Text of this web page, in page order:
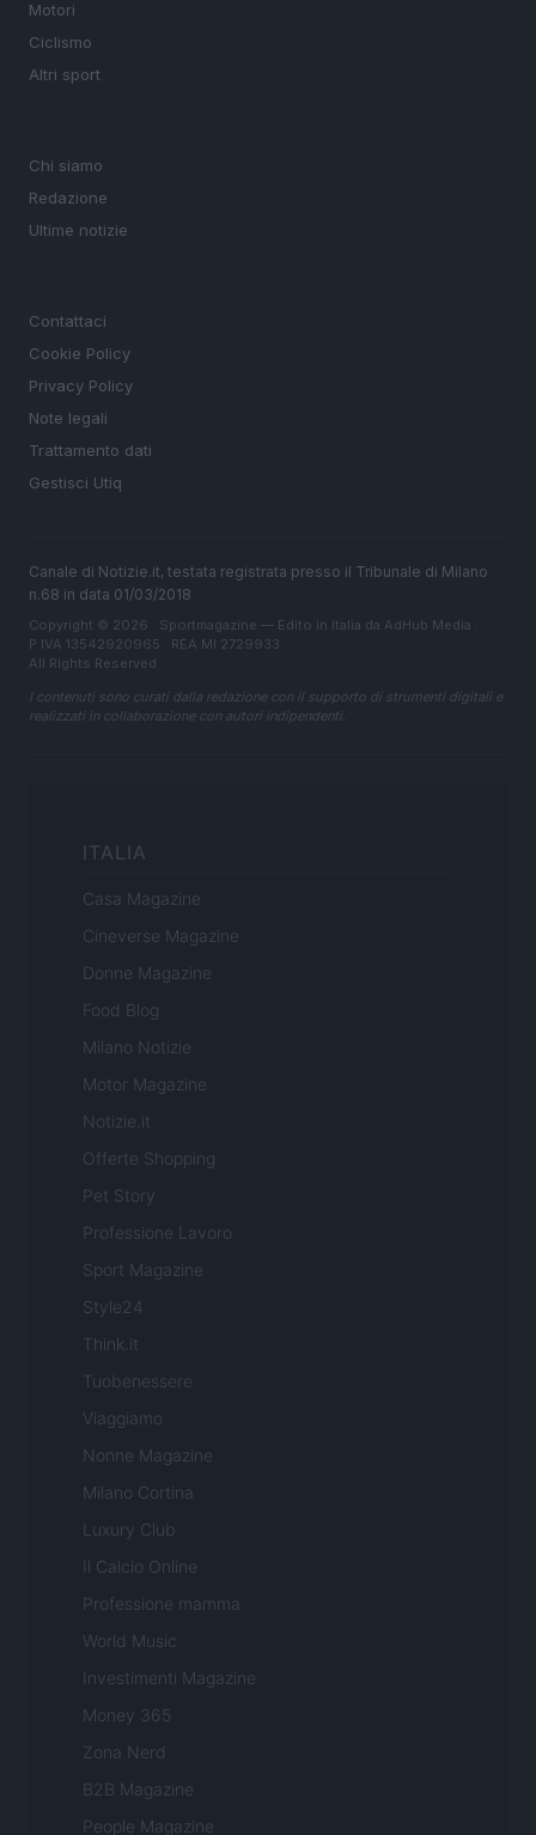
Motori
Ciclismo
Altri sport
Chi siamo
Redazione
Ultime notizie
Contattaci
Cookie Policy
Privacy Policy
Note legali
Trattamento dati
Gestisci Utiq
Canale di Notizie.it, testata registrata presso il Tribunale di Milano
n.68 in data 01/03/2018
Copyright © 2026 · Sportmagazine — Edito in Italia da AdHub Media
P.IVA 13542920965 · REA MI 2729933
All Rights Reserved
I contenuti sono curati dalla redazione con il supporto di strumenti digitali e
realizzati in collaborazione con autori indipendenti.
ITALIA
Casa Magazine
Cineverse Magazine
Donne Magazine
Food Blog
Milano Notizie
Motor Magazine
Notizie.it
Offerte Shopping
Pet Story
Professione Lavoro
Sport Magazine
Style24
Think.it
Tuobenessere
Viaggiamo
Nonne Magazine
Milano Cortina
Luxury Club
Il Calcio Online
Professione mamma
World Music
Investimenti Magazine
Money 365
Zona Nerd
B2B Magazine
People Magazine